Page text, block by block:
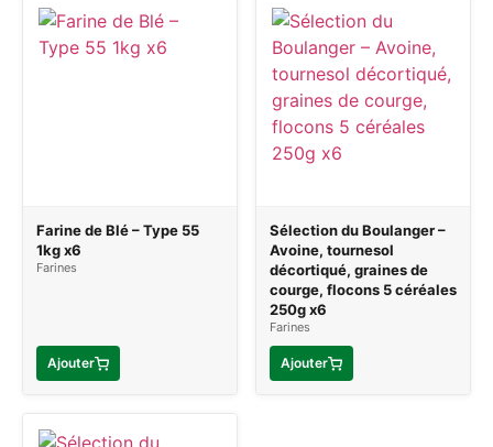
Farine de Blé – Type 55
1kg x6
Farines
Ajouter
Sélection du Boulanger –
Avoine, tournesol
décortiqué, graines de
courge, flocons 5 céréales
250g x6
Farines
Ajouter